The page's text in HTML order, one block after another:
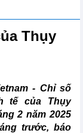
Thụy
- Chỉ số
tế của Thụy
2 năm 2025
trước, báo